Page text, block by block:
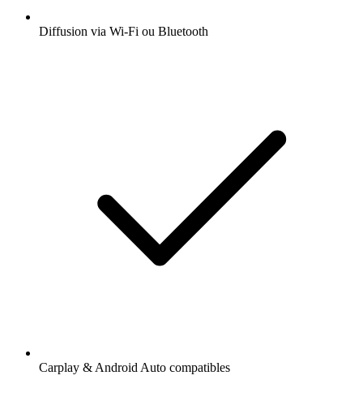
Diffusion via Wi-Fi ou Bluetooth
Carplay & Android Auto compatibles